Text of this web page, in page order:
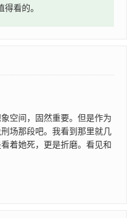
看的。
空间，固然重要。但是作为
场那段吧。我看到那里就几
着她死，更是折磨。看见和